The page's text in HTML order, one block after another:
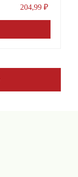
204,99 ₽